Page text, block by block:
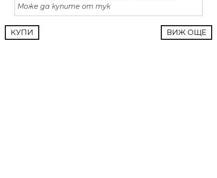
Може да купите от тук
КУПИ ВИЖ ОЩЕ